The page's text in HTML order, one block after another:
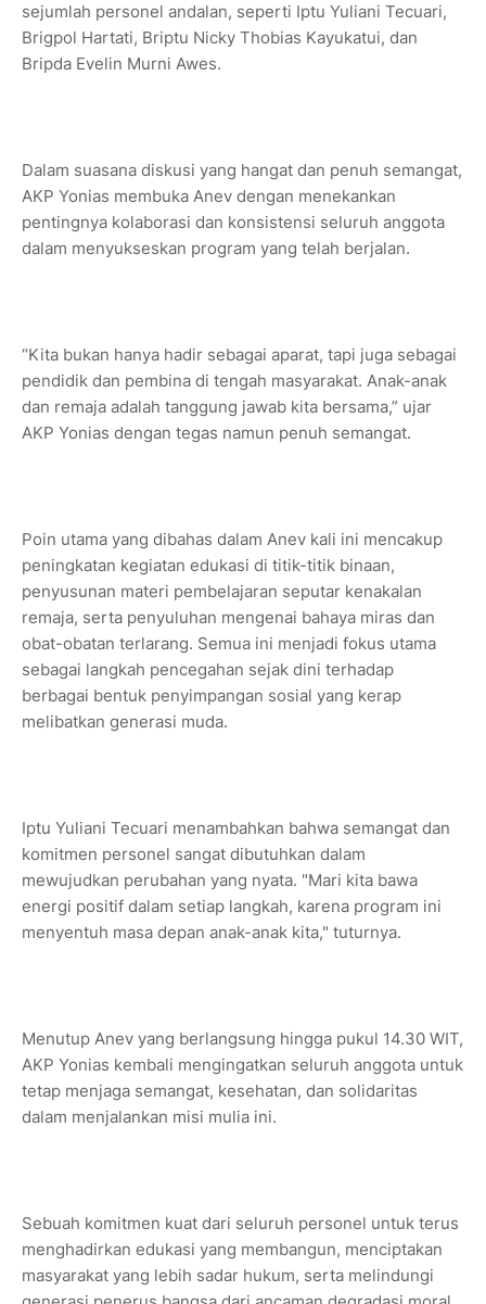
sejumlah personel andalan, seperti Iptu Yuliani Tecuari,
Brigpol Hartati, Briptu Nicky Thobias Kayukatui, dan
Bripda Evelin Murni Awes.
Dalam suasana diskusi yang hangat dan penuh semangat,
AKP Yonias membuka Anev dengan menekankan
pentingnya kolaborasi dan konsistensi seluruh anggota
dalam menyukseskan program yang telah berjalan.
“Kita bukan hanya hadir sebagai aparat, tapi juga sebagai
pendidik dan pembina di tengah masyarakat. Anak-anak
dan remaja adalah tanggung jawab kita bersama,” ujar
AKP Yonias dengan tegas namun penuh semangat.
Poin utama yang dibahas dalam Anev kali ini mencakup
peningkatan kegiatan edukasi di titik-titik binaan,
penyusunan materi pembelajaran seputar kenakalan
remaja, serta penyuluhan mengenai bahaya miras dan
obat-obatan terlarang. Semua ini menjadi fokus utama
sebagai langkah pencegahan sejak dini terhadap
berbagai bentuk penyimpangan sosial yang kerap
melibatkan generasi muda.
Iptu Yuliani Tecuari menambahkan bahwa semangat dan
komitmen personel sangat dibutuhkan dalam
mewujudkan perubahan yang nyata. "Mari kita bawa
energi positif dalam setiap langkah, karena program ini
menyentuh masa depan anak-anak kita," tuturnya.
Menutup Anev yang berlangsung hingga pukul 14.30 WIT,
AKP Yonias kembali mengingatkan seluruh anggota untuk
tetap menjaga semangat, kesehatan, dan solidaritas
dalam menjalankan misi mulia ini.
Sebuah komitmen kuat dari seluruh personel untuk terus
menghadirkan edukasi yang membangun, menciptakan
masyarakat yang lebih sadar hukum, serta melindungi